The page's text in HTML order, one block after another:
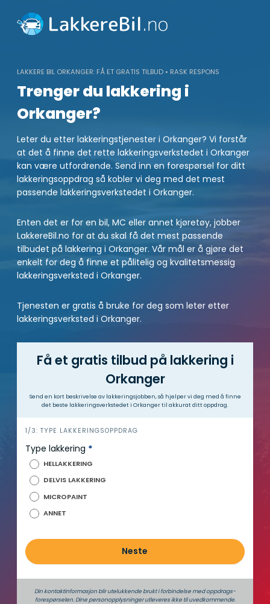
content
LAKKERE BIL ORKANGER: FÅ ET GRATIS TILBUD • RASK RESPONS
Trenger du lakkering i
Orkanger?
Leter du etter lakkeringstjenester i Orkanger? Vi forstår
at det å finne det rette lakkeringsverkstedet i Orkanger
kan være utfordrende. Send inn en forespørsel for ditt
lakkeringsoppdrag så kobler vi deg med det mest
passende lakkeringsverkstedet i Orkanger.
Enten det er for en bil, MC eller annet kjøretøy, jobber
LakkereBil.no for at du skal få det mest passende
tilbudet på lakkering i Orkanger. Vår mål er å gjøre det
enkelt for deg å finne et pålitelig og kvalitetsmessig
lakkeringsverksted i Orkanger.
Tjenesten er gratis å bruke for deg som leter etter
lakkeringsverksted i Orkanger.
Få et gratis tilbud på lakkering i
Orkanger
Send en kort beskrivelse av lakkeringsjobben, så hjelper vi deg med å finne
det beste lakkeringsverkstedet i Orkanger til akkurat ditt oppdrag.
h
e
1/3: TYPE LAKKERINGSOPPDRAG
Type lakkering *
HELLAKKERING
DELVIS LAKKERING
MICROPAINT
ANNET
Neste
Din kontaktinformasjon blir utelukkende brukt i forbindelse med oppdrags­
forespørselen. Dine person­­opplysninger utleveres ikke til uvedkommende.